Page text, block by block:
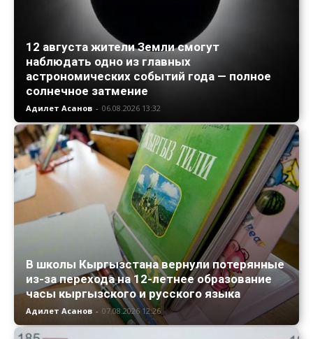
12 августа жители Земли смогут
наблюдать одно из главных
астрономических событий года — полное
солнечное затмение
Адилет Асанов - 06.08.2026 13:32
В школы Кыргызстана вернули потерянные
из-за перехода на 12-летнее образование
часы кыргызского и русского языка
Адилет Асанов - 07.08.2026 12:26